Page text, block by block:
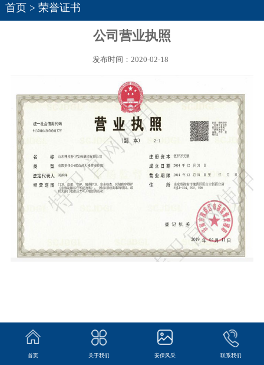
首页> 荣誉证书
公司营业执照
发布时间：2020-02-18
首页 关于我们 安保风采 联系我们